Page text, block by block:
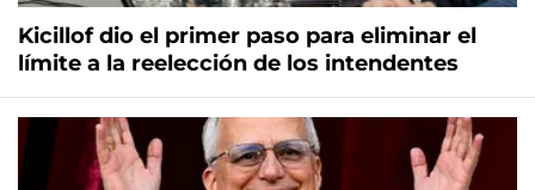
Kicillof dio el primer paso para eliminar el
límite a la reelección de los intendentes